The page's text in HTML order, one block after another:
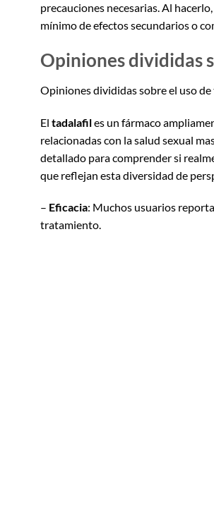
precauciones necesarias. Al
mínimo de efectos secundarios o
Opiniones divididas
Opiniones divididas sobre el uso
El tadalafiles un fármaco
relacionadas con la salud sexual
detallado para comprender si
que reflejan esta diversidad de
– Eficacia: Muchos usuarios
tratamiento.